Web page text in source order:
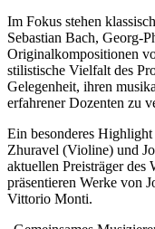
Im Fokus stehen
Sebastian Bach, Georg-
Originalkompositionen
stilistische Vielfalt des
Gelegenheit, ihren
erfahrener Dozenten zu
Ein besonderes
Zhuravel (Violine) und
aktuellen Preisträger des
präsentieren Werke von
Vittorio Monti.